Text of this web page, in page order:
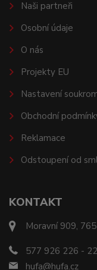
KONTAKT
Moravní 909,
577 926 226 -
hufa@hufa.cz
Naši partneři
Osobní údaje
O nás
Projekty EU
Nastavení
Obchodní
Reklamace
Odstoupení od